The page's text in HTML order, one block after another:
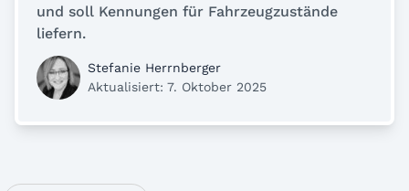
und soll Kennungen für Fahrzeugzustände
liefern.
Stefanie Herrnberger
Aktualisiert: 7. Oktober 2025